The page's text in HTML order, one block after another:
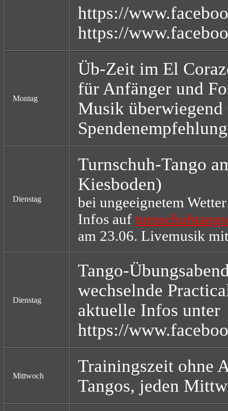
https://
https://
Montag
Üb-Zeit im El
für Anfänger und
Musik
Dienstag
Turnschuh-Tango
Kiesboden)
bei ungeeignetem
Infos auf
am 23.06. Livemusik
Dienstag
Tango-
wechselnde
aktuelle Infos unter
https://
Mittwoch
Trainingszeit ohne
Tangos, jeden